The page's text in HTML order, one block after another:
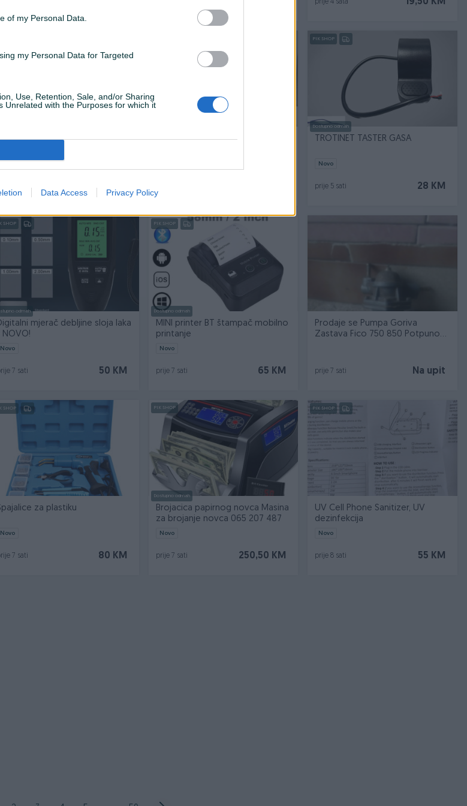
of my Personal Data.
my Personal Data for Targeted
Use, Retention, Sale, and/or Sharing
Unrelated with the Purposes for which it
Data Access Privacy Policy
prije 4 sata
STOČNA DIGITALNA VAGA
Meteroloska stanica
PIK SHOP
Dostupno odmah
TROTINET TASTER GASA
Novo
28 KM
prije 5 sati
SHOP
odmah
mjerač debljine sloja laka
NOVO!
Novo
50 KM
7 sati
PIK SHOP
Dostupno odmah
MINI printer BT štampač mobilno
printanje
Novo
65 KM
prije 7 sati
Prodaje se Pumpa Goriva
Zastava Fico 750 850 Potpuno
Na upit
prije 7 sati
SHOP
za plastiku
Novo
80 KM
7 sati
PIK SHOP
Dostupno odmah
Brojacica papirnog novca Masina
za brojanje novca 065 207 487
Novo
250,50 KM
prije 7 sati
PIK SHOP
UV Cell Phone Sanitizer, UV
dezinfekcija
Novo
55 KM
prije 8 sati